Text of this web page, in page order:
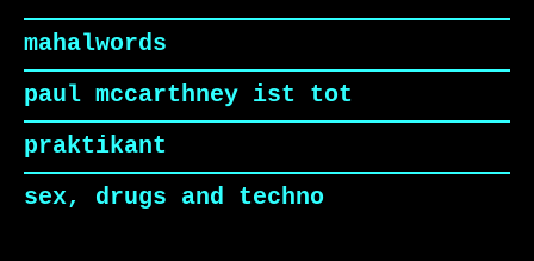
mahalwords
paul mccarthney ist tot
praktikant
sex, drugs and techno